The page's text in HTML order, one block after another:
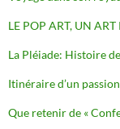
LE POP ART, UN ART
La Pléiade: Histoire
Itinéraire d’un
Que retenir de «